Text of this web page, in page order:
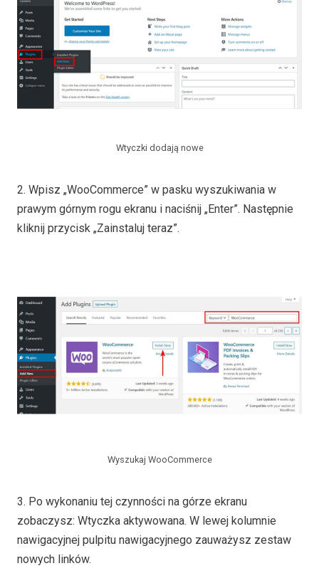
Wtyczki dodają nowe
2. Wpisz „WooCommerce” w pasku wyszukiwania w
prawym górnym rogu ekranu i naciśnij „Enter”. Następnie
kliknij przycisk „Zainstaluj teraz”.
Wyszukaj WooCommerce
3. Po wykonaniu tej czynności na górze ekranu
zobaczysz: Wtyczka aktywowana. W lewej kolumnie
nawigacyjnej pulpitu nawigacyjnego zauważysz zestaw
nowych linków.